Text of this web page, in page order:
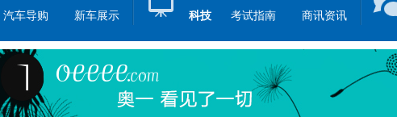
汽车导购 新车展示
科技
考试指南 商讯资讯